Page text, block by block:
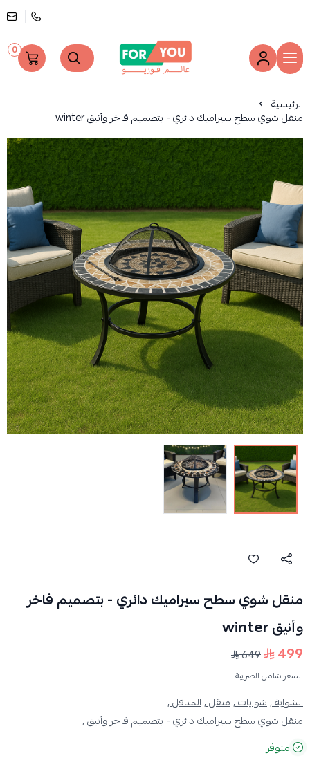
عالم فوريو
0
الرئيسية
منقل شوي سطح سيراميك دائري - بتصميم فاخر وأنيق winter
منقل شوي سطح سيراميك دائري - بتصميم فاخر
وأنيق winter
499
649
السعر شامل الضريبة
الشواية ,شوايات ,منقل ,المناقل ,
منقل شوي سطح سيراميك دائري - بتصميم فاخر وأنيق ,
متوفر